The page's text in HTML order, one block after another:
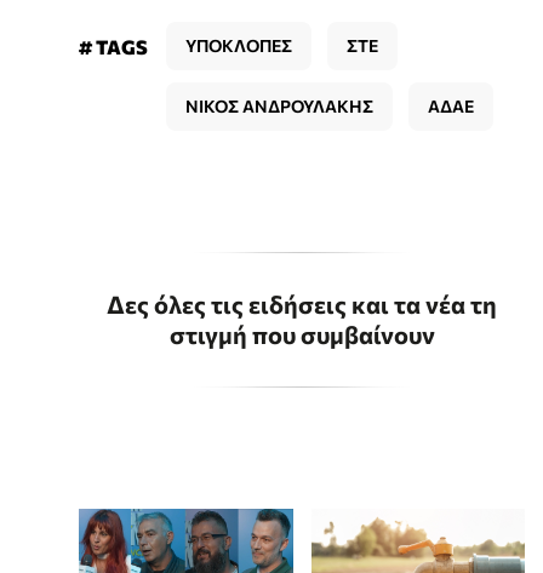
# TAGS ΥΠΟΚΛΟΠΕΣ ΣΤΕ
ΝΙΚΟΣ ΑΝΔΡΟΥΛΑΚΗΣ ΑΔΑΕ
Δες όλες τις ειδήσεις και τα νέα τη
στιγμή που συμβαίνουν